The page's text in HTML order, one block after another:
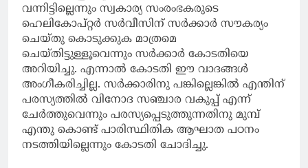
വന്നിട്ടില്ലെന്നും സ്വകാര്യ സംരംഭകരുടെ
ഹെലികോപ്റ്റര്‍ സര്‍വീസിന് സര്‍ക്കാര്‍ സൗകര്യം
ചെയ്തു കൊടുക്കുക മാത്രമെ
ചെയ്തിട്ടുള്ളൂവെന്നും സര്‍ക്കാര്‍ കോടതിയെ
അറിയിച്ചു. എന്നാല്‍ കോടതി ഈ വാദങ്ങള്‍
അംഗീകരിച്ചില്ല. സര്‍ക്കാരിനു പങ്കില്ലെങ്കില്‍ എന്തിന്
പരസ്യത്തില്‍ വിനോദ സഞ്ചാര വകുപ്പ് എന്ന്
ചേര്‍ത്തുവെന്നും പരസ്യപ്പെടുത്തുന്നതിനു മുമ്പ്
എന്തു കൊണ്ട് പാരിസ്ഥിതിക ആഘാത പഠനം
നടത്തിയില്ലെന്നും കോടതി ചോദിച്ചു.